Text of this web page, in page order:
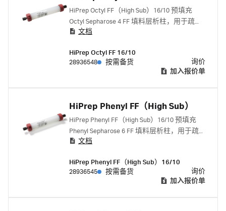
HiPrep Octyl FF（High Sub）16/10 预填充
Octyl Sepharose 4 FF 填料层析柱，用于疏水
层析 (HIC)。该层析柱设计用于初始纯化和中
文档
HiPrep Octyl FF 16/10
28936548
按需备货
询价
加入报价单
HiPrep Phenyl FF（High Sub）
HiPrep Phenyl FF（High Sub）16/10 预填充
Phenyl Sepharose 6 FF 填料层析柱，用于疏
水层析 (HIC)。该层析柱设计用于初始和中度
文档
HiPrep Phenyl FF（High Sub）16/10
28936545
按需备货
询价
加入报价单